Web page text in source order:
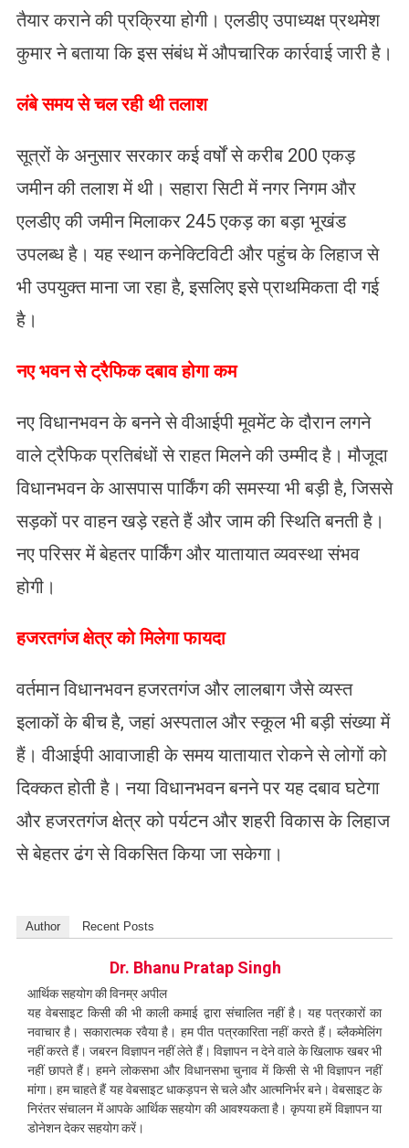
तैयार कराने की प्रक्रिया होगी। एलडीए उपाध्यक्ष प्रथमेश
कुमार ने बताया कि इस संबंध में औपचारिक कार्रवाई जारी है।
लंबे समय से चल रही थी तलाश
सूत्रों के अनुसार सरकार कई वर्षों से करीब 200 एकड़
जमीन की तलाश में थी। सहारा सिटी में नगर निगम और
एलडीए की जमीन मिलाकर 245 एकड़ का बड़ा भूखंड
उपलब्ध है। यह स्थान कनेक्टिविटी और पहुंच के लिहाज से
भी उपयुक्त माना जा रहा है, इसलिए इसे प्राथमिकता दी गई
है।
नए भवन से ट्रैफिक दबाव होगा कम
नए विधानभवन के बनने से वीआईपी मूवमेंट के दौरान लगने
वाले ट्रैफिक प्रतिबंधों से राहत मिलने की उम्मीद है। मौजूदा
विधानभवन के आसपास पार्किंग की समस्या भी बड़ी है, जिससे
सड़कों पर वाहन खड़े रहते हैं और जाम की स्थिति बनती है।
नए परिसर में बेहतर पार्किंग और यातायात व्यवस्था संभव
होगी।
हजरतगंज क्षेत्र को मिलेगा फायदा
वर्तमान विधानभवन हजरतगंज और लालबाग जैसे व्यस्त
इलाकों के बीच है, जहां अस्पताल और स्कूल भी बड़ी संख्या में
हैं। वीआईपी आवाजाही के समय यातायात रोकने से लोगों को
दिक्कत होती है। नया विधानभवन बनने पर यह दबाव घटेगा
और हजरतगंज क्षेत्र को पर्यटन और शहरी विकास के लिहाज
से बेहतर ढंग से विकसित किया जा सकेगा।
Author Recent Posts
Dr. Bhanu Pratap Singh
आर्थिक सहयोग की विनम्र अपील
यह वेबसाइट किसी की भी काली कमाई द्वारा संचालित नहीं है। यह पत्रकारों का
नवाचार है। सकारात्मक रवैया है। हम पीत पत्रकारिता नहीं करते हैं। ब्लैकमेलिंग
नहीं करते हैं। जबरन विज्ञापन नहीं लेते हैं। विज्ञापन न देने वाले के खिलाफ खबर भी
नहीं छापते हैं। हमने लोकसभा और विधानसभा चुनाव में किसी से भी विज्ञापन नहीं
मांगा। हम चाहते हैं यह वेबसाइट धाकड़पन से चले और आत्मनिर्भर बने। वेबसाइट के
निरंतर संचालन में आपके आर्थिक सहयोग की आवश्यकता है। कृपया हमें विज्ञापन या
डोनेशन देकर सहयोग करें।